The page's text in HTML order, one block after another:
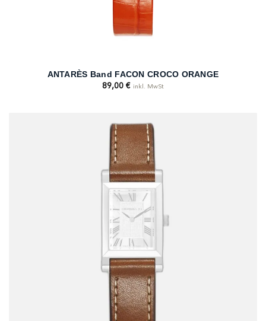
ANTARÈS Band FACON CROCO ORANGE
89,00 € inkl. MwSt